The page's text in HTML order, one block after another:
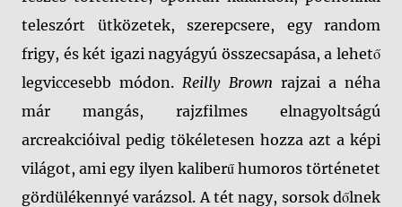
teleszórt ütközetek, szerepcsere, egy random
frigy, és két igazi nagyágyú összecsapása, a lehető
legviccesebb módon.Reilly Brown rajzai a néha
már mangás, rajzfilmes elnagyoltságú
arcreakcióival pedig tökéletesen hozza azt a képi
világot, ami egy ilyen kaliberű humoros történetet
gördülékennyé varázsol. A tét nagy, sorsok dőlnek